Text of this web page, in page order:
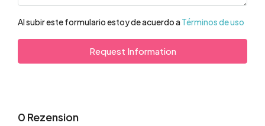
Al subir este formulario estoy de acuerdo a Términos de uso
Request Information
0 Rezension